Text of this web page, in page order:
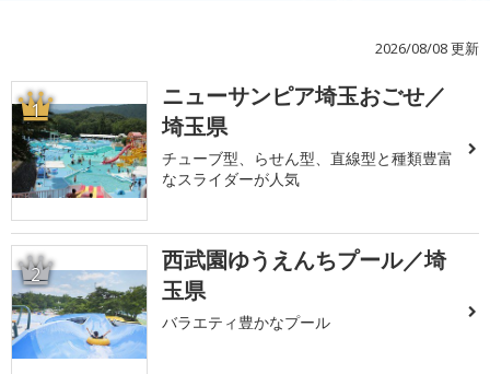
2026/08/08 更新
1
ニューサンピア埼玉おごせ／
埼玉県
チューブ型、らせん型、直線型と種類豊富
なスライダーが人気
2
西武園ゆうえんちプール／埼
玉県
バラエティ豊かなプール